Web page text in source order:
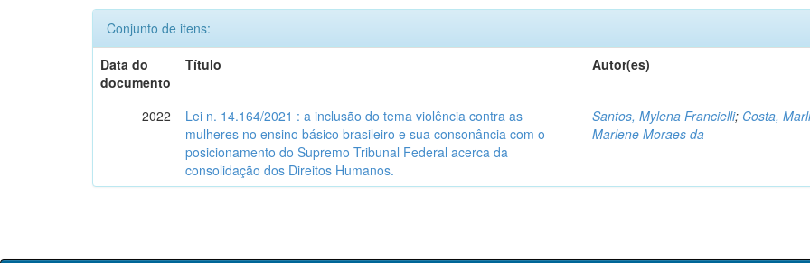
Conjunto de itens:
Data do
documento
Título Autor(es)
2022
Lei n. 14.164/2021 : a inclusão do tema violência contra as
mulheres no ensino básico brasileiro e sua consonância com o
posicionamento do Supremo Tribunal Federal acerca da
consolidação dos Direitos Humanos.
Santos, Mylena Francielli; Costa,
Marlene Moraes da